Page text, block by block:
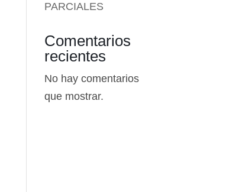
PARCIALES
Comentarios
recientes
No hay comentarios
que mostrar.